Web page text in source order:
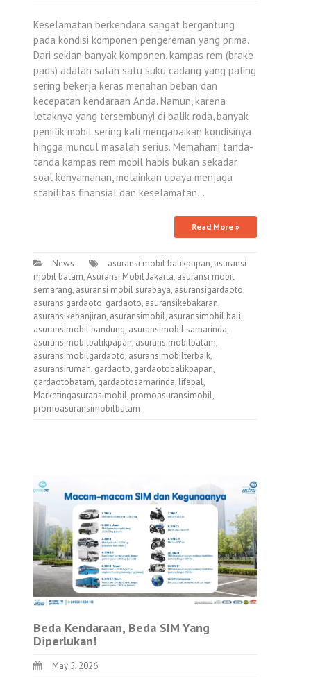
Keselamatan berkendara sangat bergantung
pada kondisi komponen pengereman yang prima.
Dari sekian banyak komponen, kampas rem (brake
pads) adalah salah satu suku cadang yang paling
sering bekerja keras menahan beban dan
kecepatan kendaraan Anda. Namun, karena
letaknya yang tersembunyi di balik roda, banyak
pemilik mobil sering kali mengabaikan kondisinya
hingga muncul masalah serius. Memahami tanda-
tanda kampas rem mobil habis bukan sekadar
soal kenyamanan, melainkan upaya menjaga
stabilitas finansial dan keselamatan…
Read More »
News asuransi mobil balikpapan, asuransi
mobil batam,Asuransi Mobil Jakarta, asuransi mobil
semarang, asuransi mobil surabaya, asuransigardaoto,
asuransigardaoto. gardaoto, asuransikebakaran,
asuransikebanjiran, asuransimobil, asuransimobil bali,
asuransimobil bandung, asuransimobil samarinda,
asuransimobilbalikpapan, asuransimobilbatam,
asuransimobilgardaoto, asuransimobilterbaik,
asuransirumah, gardaoto, gardaotobalikpapan,
gardaotobatam, gardaotosamarinda, lifepal,
Marketingasuransimobil, promoasuransimobil,
promoasuransimobilbatam
Beda Kendaraan, Beda SIM Yang
Diperlukan!
May 5, 2026